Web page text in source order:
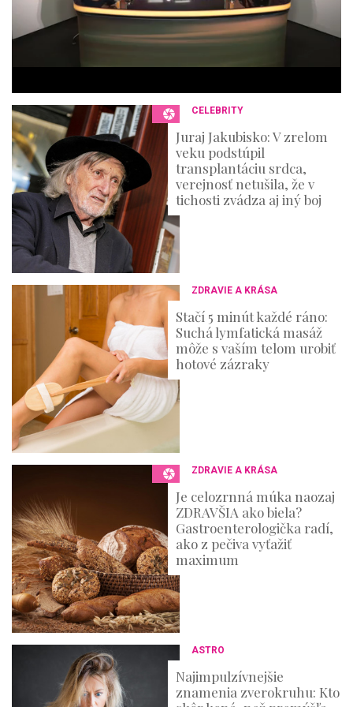
6
d
s
CELEBRITY
Juraj Jakubisko: V zrelom
veku podstúpil
transplantáciu srdca,
verejnosť netušila, že v
tichosti zvádza aj iný boj
ZDRAVIE A KRÁSA
Stačí 5 minút každé ráno:
Suchá lymfatická masáž
môže s vaším telom urobiť
hotové zázraky
ZDRAVIE A KRÁSA
Je celozrnná múka naozaj
ZDRAVŠIA ako biela?
Gastroenterologička radí,
ako z pečiva vyťažiť
maximum
ASTRO
Najimpulzívnejšie
znamenia zverokruhu: Kto